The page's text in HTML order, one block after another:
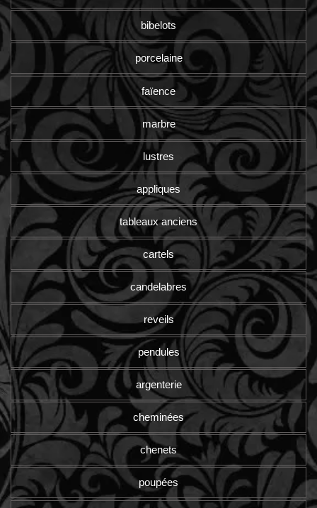
bibelots
porcelaine
faïence
marbre
lustres
appliques
tableaux anciens
cartels
candelabres
reveils
pendules
argenterie
cheminées
chenets
poupées